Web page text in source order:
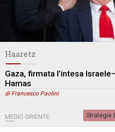
Haaretz
Gaza, firmata l’intesa Israele–
Hamas
di Francesco Paolini
MEDIO ORIENTE Strategie